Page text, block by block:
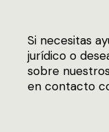
Si necesitas
jurídico o
sobre
en contacto